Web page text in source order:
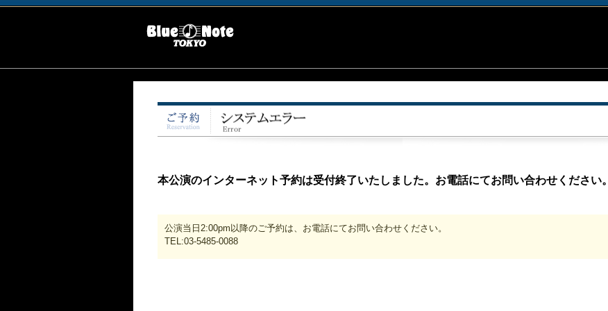
本公演のインターネット予約は受付終了いたしました。お電話にてお問い合わせください。
公演当日2:00pm以降のご予約は、お電話にてお問い合わせください。
TEL:03-5485-0088